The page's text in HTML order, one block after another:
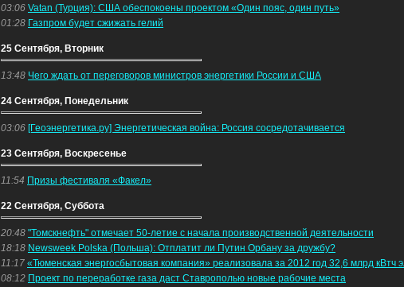
03:06 Vatan (Турция): США обеспокоены проектом «Один пояс, один путь»
01:28 Газпром будет сжижать гелий
25 Сентября, Вторник
13:48 Чего ждать от переговоров министров энергетики России и США
24 Сентября, Понедельник
03:06 [Геоэнергетика.ру] Энергетическая война: Россия сосредотачивается
23 Сентября, Воскресенье
11:54 Призы фестиваля «Факел»
22 Сентября, Суббота
20:48 "Томскнефть" отмечает 50-летие с начала производственной деятельности
18:18 Newsweek Polska (Польша): Отплатит ли Путин Орбану за дружбу?
11:17 «Тюменская энергосбытовая компания» реализовала за 2012 год 32,6 млрд кВтч
08:12 Проект по переработке газа даст Ставрополью новые рабочие места